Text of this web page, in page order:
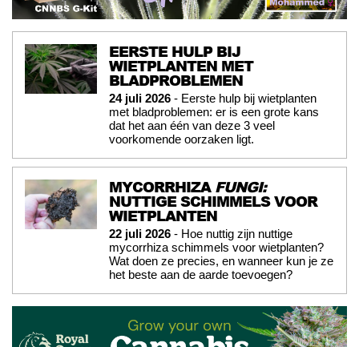
EERSTE HULP BIJ
WIETPLANTEN MET
BLADPROBLEMEN
24 juli 2026 - Eerste hulp bij wietplanten
met bladproblemen: er is een grote kans
dat het aan één van deze 3 veel
voorkomende oorzaken ligt.
MYCORRHIZAFUNGI:
NUTTIGE SCHIMMELS VOOR
WIETPLANTEN
22 juli 2026 - Hoe nuttig zijn nuttige
mycorrhiza schimmels voor wietplanten?
Wat doen ze precies, en wanneer kun je ze
het beste aan de aarde toevoegen?